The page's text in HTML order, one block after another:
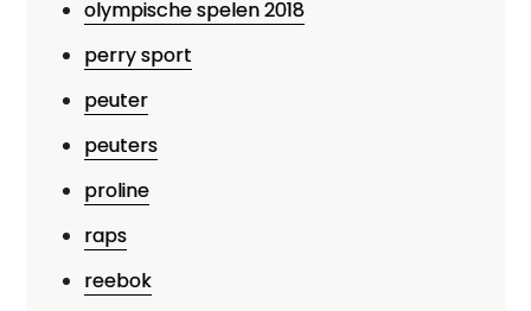
olympische spelen 2018
perry sport
peuter
peuters
proline
raps
reebok